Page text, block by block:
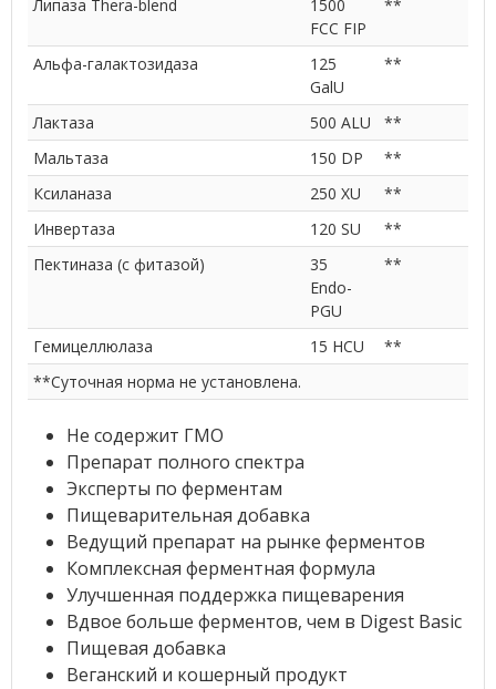
Липаза Thera-blend
1500
FCC FIP
**
Альфа-галактозидаза
125
GalU
**
Лактаза 500 ALU
**
Мальтаза
150 DP
**
Ксиланаза
250 XU
**
Инвертаза
120 SU
**
Пектиназа (с фитазой)
35
Endo-
PGU
**
Гемицеллюлаза 15 HCU
**
**Суточная норма не установлена.
Не содержит ГМО
Препарат полного спектра
Эксперты по ферментам
Пищеварительная добавка
Ведущий препарат на рынке ферментов
Комплексная ферментная формула
Улучшенная поддержка пищеварения
Вдвое больше ферментов, чем в Digest Basic
Пищевая добавка
Веганский и кошерный продукт